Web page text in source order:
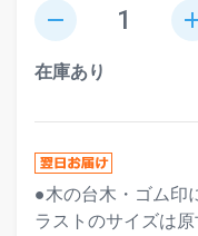
remove
在庫あり
●木の台木・ゴム印
ラストのサイズは